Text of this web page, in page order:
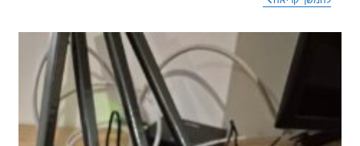
רגישות
לקרינה
ומהנדס
סוביטי